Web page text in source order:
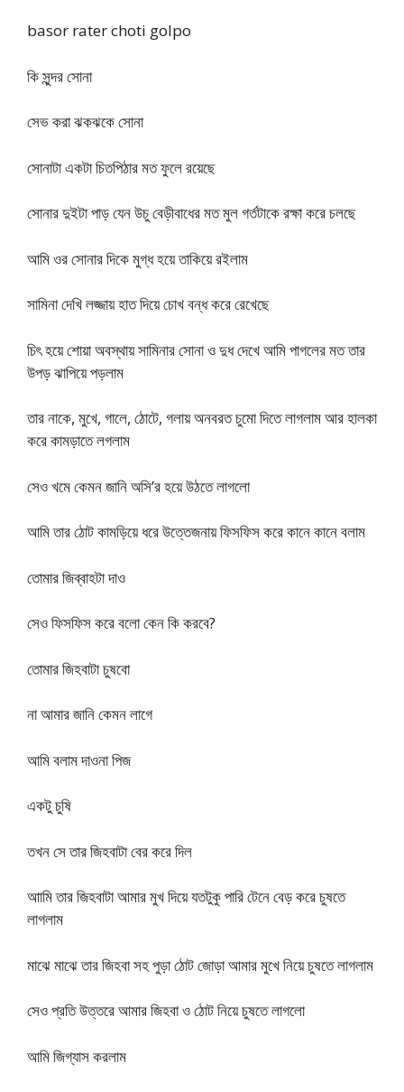
basor rater choti golpo
কি সুন্দর সোনা
সেভ করা ঝকঝকে সোনা
সোনাটা একটা চিতপিঠার মত ফুলে রয়েছে
সোনার দুইটা পাড় যেন উচু বেড়ীবাধের মত মুল গর্তটাকে রক্ষা করে চলছে
আমি ওর সোনার দিকে মুগ্ধ হয়ে তাকিয়ে রইলাম
সামিনা দেখি লজ্জায় হাত দিয়ে চোখ বন্ধ করে রেখেছে
চিৎ হয়ে শোয়া অবস্থায় সামিনার সোনা ও দুধ দেখে আমি পাগলের মত তার
উপড় ঝাপিয়ে পড়লাম
তার নাকে, মুখে, গালে, ঠোটে, গলায় অনবরত চুমো দিতে লাগলাম আর হালকা
করে কামড়াতে লগলাম
সেও খমে কেমন জানি অসি’র হয়ে উঠতে লাগলো
আমি তার ঠোট কামড়িয়ে ধরে উত্তেজনায় ফিসফিস করে কানে কানে বলাম
তোমার জিব্বাহটা দাও
সেও ফিসফিস করে বলো কেন কি করবে?
তোমার জিহবাটা চুষবো
না আমার জানি কেমন লাগে
আমি বলাম দাওনা পিজ
একটু চুষি
তখন সে তার জিহবাটা বের করে দিল
আামি তার জিহবাটা আমার মুখ দিয়ে যতটুকু পারি টেনে বেড় করে চুষতে
লাগলাম
মাঝে মাঝে তার জিহবা সহ পুড়া ঠোট জোড়া আমার মুখে নিয়ে চুষতে লাগলাম
সেও প্রতি উত্তরে আমার জিহবা ও ঠোট নিয়ে চুষতে লাগলো
আমি জিগ্যাস করলাম